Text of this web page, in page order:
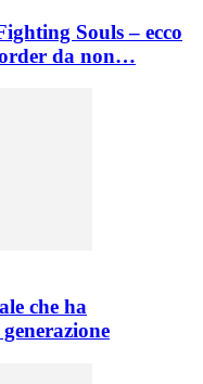
Souls – ecco
da non…
che ha